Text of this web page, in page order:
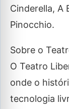
Cinderella, A
Pinocchio.
Sobre o
O Teatro
onde o
tecnologia